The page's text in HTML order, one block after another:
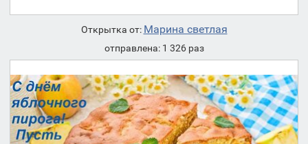
Открытка от: Марина светлая
отправлена: 1 326 раз